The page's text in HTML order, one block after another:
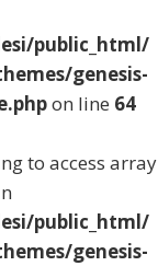
public_html/
genesis-
on line 64
to access array
public_html/
genesis-